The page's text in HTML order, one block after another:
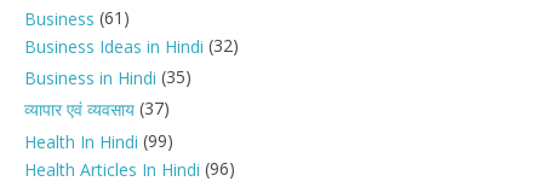
Business (61)
Business Ideas in Hindi (32)
Business in Hindi (35)
व्यापार एवं व्यवसाय (37)
Health In Hindi (99)
Health Articles In Hindi (96)